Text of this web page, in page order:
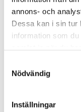
annons- och
Dessa kan i sin tur
information som
Nödvändig
Inställningar
Löpande
Du kan alltid
rådgivning.